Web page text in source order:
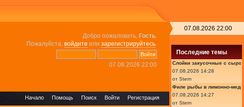
Добро пожаловать, Гость.
Пожалуйста, войдите или зарегистрируйтесь.
07.08.2026 22:00
Регистрация
Войти
Поиск
Помощь
Начало
07.08.2026 22:00
Последние темы
Слойки закусочные с
07.08.2026 14:28
от Stern
Филе рыбы в лимонно-
07.08.2026 14:27
от Stern